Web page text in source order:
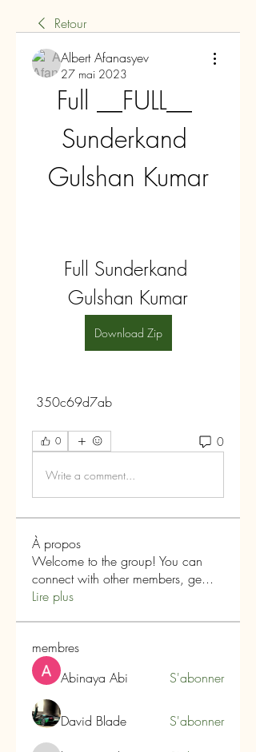
Retour
Albert Afanasyev
27 mai 2023
Full __FULL__
Sunderkand
Gulshan Kumar
Full Sunderkand
Gulshan Kumar
Download Zip
350c69d7ab
0 0
Write a comment...
À propos
Welcome to the group! You can
connect with other members, ge...
Lire plus
membres
Abinaya Abi
S'abonner
David Blade S'abonner